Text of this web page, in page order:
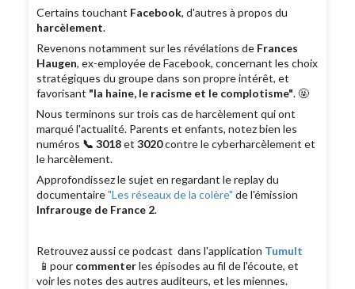
Certains touchant Facebook, d'autres à propos du
harcèlement.
Revenons notamment sur les révélations de Frances
Haugen, ex-employée de Facebook, concernant les choix
stratégiques du groupe dans son propre intérêt, et
favorisant "la haine, le racisme et le complotisme". 🤬
Nous terminons sur trois cas de harcèlement qui ont
marqué l'actualité. Parents et enfants, notez bien les
numéros 📞 3018et3020contre le cyberharcèlement et
le harcèlement.
Approfondissez le sujet en regardant le replay du
documentaire"Les réseaux de la colère" de l'émission
Infrarouge de France 2.
Retrouvez aussi ce podcast dans l'application Tumult
📱pour commenterles épisodes au fil de l'écoute, et
voir les notes des autres auditeurs, et les miennes.